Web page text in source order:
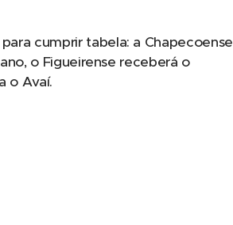
cumprir tabela: a Chapecoense
o Figueirense receberá o
o Avaí.